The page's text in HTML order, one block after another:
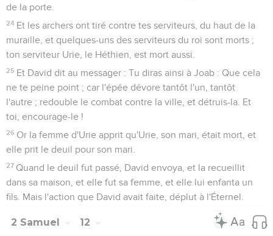
de la porte.
24 Et les archers ont tiré contre tes serviteurs, du haut de la
muraille, et quelques-uns des serviteurs du roi sont morts ;
ton serviteur Urie, le Héthien, est mort aussi.
25 Et David dit au messager : Tu diras ainsi à Joab : Que cela
ne te peine point ; car l'épée dévore tantôt l'un, tantôt
l'autre ; redouble le combat contre la ville, et détruis-la. Et
toi, encourage-le !
26 Or la femme d'Urie apprit qu'Urie, son mari, était mort, et
elle prit le deuil pour son mari.
27 Quand le deuil fut passé, David envoya, et la recueillit
dans sa maison, et elle fut sa femme, et elle lui enfanta un
fils. Mais l'action que David avait faite, déplut à l'Éternel.
2 Samuel 12